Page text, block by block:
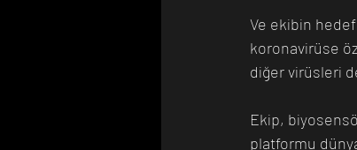
Ve ekibin
koronavirüse
diğer virüsleri
Ekip,
platformu